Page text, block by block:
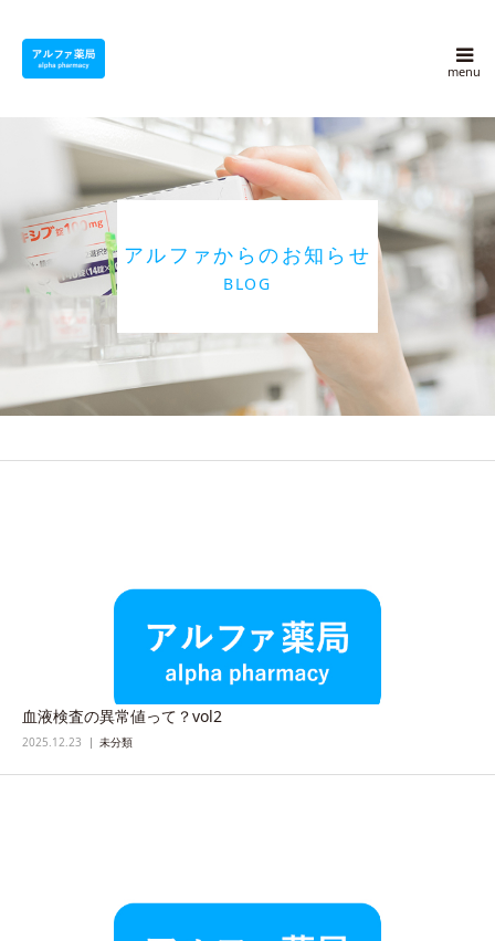
アルファからのお知らせ
BLOG
血液検査の異常値って？vol2
2025.12.23 未分類
採用情報
よくある質問
アルファ豆知識
ブログ